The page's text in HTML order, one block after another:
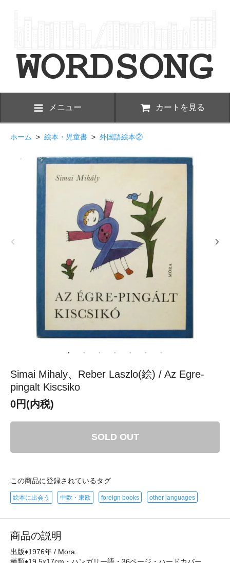
メニュー カートを見る
ホーム > 絵本・児童書 > 外国語絵本②
Simai Mihaly、Reber Laszlo(絵) / Az Egre-
pingalt Kiscsiko
0円(内税)
SOLD OUT
この商品に登録されているタグ
絵本に出会う 中欧・東欧 foreign books other languages
商品の説明
出版♦1976年 / Mora
種類♦19.5x17cm・ハンガリー語・36ページ・ハードカバー